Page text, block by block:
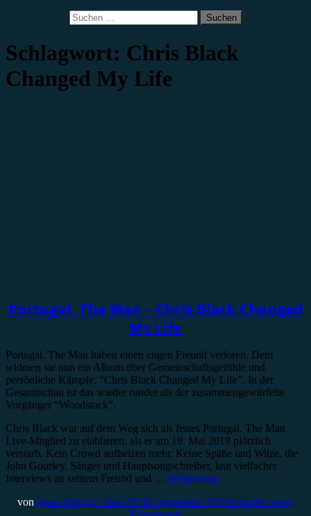
Suchen
nach:
Schlagwort: Chris Black
Changed My Life
Portugal. The Man – Chris Black Changed
My Life
Portugal. The Man haben einen engen Freund verloren. Dem
widmen sie nun ein Album über Gemeinschaftsgefühle und
persönliche Kämpfe: “Chris Black Changed My Life”. In der
Gesamtschau ist das wieder runder als der zusammengewürfelte
Vorgänger “Woodstock”.
Chris Black war auf dem Weg sich als festes Portugal. The Man
Live-Mitglied zu etablieren, als er am 19. Mai 2019 plötzlich
verstarb. Kein Crowd aufheizen mehr. Keine Späße und Witze, die
John Gourley, Sänger und Hauptsongschreiber, laut vielfacher
Interviews an seinem Freund und … Weiterlesen
von Jonas Horn22. Juni 20236. September 2023Schreibe einen